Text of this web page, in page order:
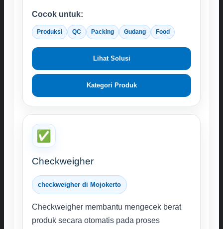
Cocok untuk:
Produksi QC Packing Gudang Food
Lihat Solusi
Kategori Produk
✅
Checkweigher
checkweigher di Mojokerto
Checkweigher membantu mengecek berat
produk secara otomatis pada proses